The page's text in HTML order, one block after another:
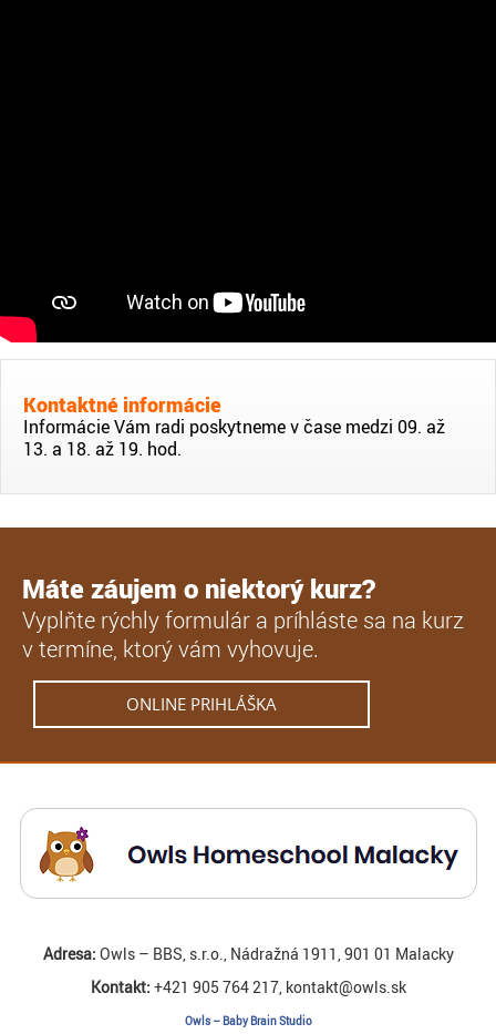
Kontaktné informácie
Informácie Vám radi poskytneme v čase medzi 09. až
13. a 18. až 19. hod.
Máte záujem o niektorý kurz?
Vyplňte rýchly formulár a príhláste sa na kurz
v termíne, ktorý vám vyhovuje.
ONLINE PRIHLÁŠKA
Adresa: Owls – BBS, s.r.o., Nádražná 1911, 901 01 Malacky
Kontakt: +421 905 764 217, kontakt@owls.sk
Owls – Baby Brain Studio